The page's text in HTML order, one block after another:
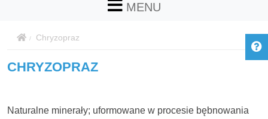
MENU
Chryzopraz
CHRYZOPRAZ
Naturalne minerały; uformowane w procesie bębnowania